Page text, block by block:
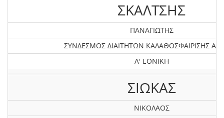
ΣΚΑΛΤΣΗΣ
ΠΑΝΑΓΙΩΤΗΣ
ΣΥΝΔΕΣΜΟΣ ΔΙΑΙΤΗΤΩΝ ΚΑΛΑΘΟΣΦΑΙΡΙΣΗΣ
Α' ΕΘΝΙΚΗ
ΣΙΩΚΑΣ
ΝΙΚΟΛΑΟΣ